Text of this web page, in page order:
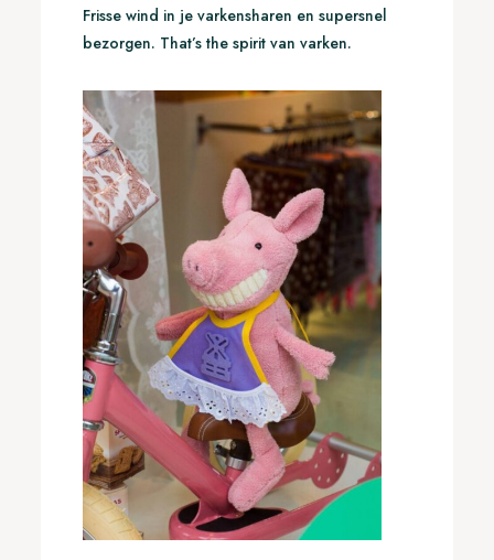
Frisse wind in je varkensharen en supersnel
bezorgen. That’s the spirit van varken.